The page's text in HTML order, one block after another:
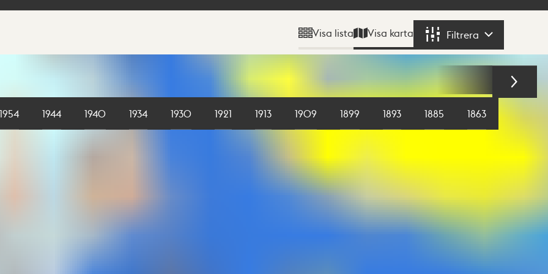
Visa lista Visa karta Filtrera
1954 1944 1940 1934 1930 1921 1913 1909 1899 1893 1885 1863